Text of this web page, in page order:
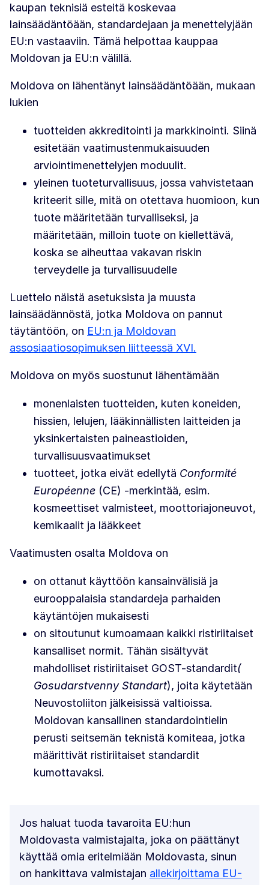
kaupan teknisiä esteitä koskevaa
lainsäädäntöään, standardejaan ja menettelyjään
EU:n vastaaviin. Tämä helpottaa kauppaa
Moldovan ja EU:n välillä.
Moldova on lähentänyt lainsäädäntöään, mukaan
lukien
tuotteiden akkreditointi ja markkinointi. Siinä
esitetään vaatimustenmukaisuuden
arviointimenettelyjen moduulit.
yleinen tuoteturvallisuus, jossa vahvistetaan
kriteerit sille, mitä on otettava huomioon, kun
tuote määritetään turvalliseksi, ja
määritetään, milloin tuote on kiellettävä,
koska se aiheuttaa vakavan riskin
terveydelle ja turvallisuudelle
Luettelo näistä asetuksista ja muusta
lainsäädännöstä, jotka Moldova on pannut
täytäntöön, on EU:n ja Moldovan
assosiaatiosopimuksen liitteessä XVI.
Moldova on myös suostunut lähentämään
monenlaisten tuotteiden, kuten koneiden,
hissien, lelujen, lääkinnällisten laitteiden ja
yksinkertaisten paineastioiden,
turvallisuusvaatimukset
tuotteet, jotka eivät edellytä Conformité
Européenne (CE) -merkintää, esim.
kosmeettiset valmisteet, moottoriajoneuvot,
kemikaalit ja lääkkeet
Vaatimusten osalta Moldova on
on ottanut käyttöön kansainvälisiä ja
eurooppalaisia standardeja parhaiden
käytäntöjen mukaisesti
on sitoutunut kumoamaan kaikki ristiriitaiset
kansalliset normit. Tähän sisältyvät
mahdolliset ristiriitaiset GOST-standardit(
Gosudarstvenny Standart), joita käytetään
Neuvostoliiton jälkeisissä valtioissa.
Moldovan kansallinen standardointielin
perusti seitsemän teknistä komiteaa, jotka
määrittivät ristiriitaiset standardit
kumottavaksi.
Jos haluat tuoda tavaroita EU:hun
Moldovasta valmistajalta, joka on päättänyt
käyttää omia eritelmiään Moldovasta, sinun
on hankittava valmistajan allekirjoittama EU-